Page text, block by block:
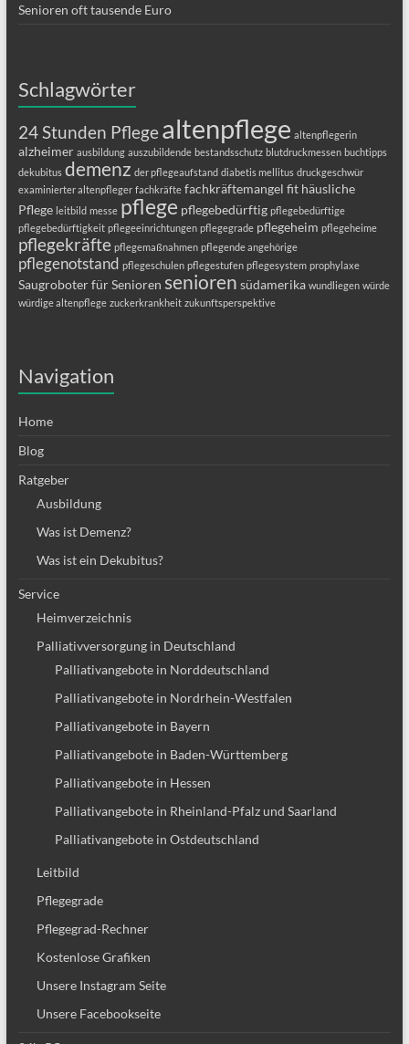
Senioren oft tausende Euro
Schlagwörter
24 Stunden Pflegealtenpflege altenpflegerin
alzheimer ausbildung auszubildende bestandsschutz blutdruckmessen buchtipps
dekubitus demenz der pflegeaufstand diabetis mellitus druckgeschwür
examinierter altenpfleger fachkräfte fachkräftemangel fit häusliche
Pflege leitbild messe pflege pflegebedürftig pflegebedürftige
pflegebedürftigkeit pflegeeinrichtungen pflegegrade pflegeheim pflegeheime
pflegekräfte pflegemaßnahmen pflegende angehörige
pflegenotstand pflegeschulen pflegestufen pflegesystem prophylaxe
Saugroboter für Senioren senioren südamerika wundliegen würde
würdige altenpflege zuckerkrankheit zukunftsperspektive
Navigation
Home
Blog
Ratgeber
Ausbildung
Was ist Demenz?
Was ist ein Dekubitus?
Service
Heimverzeichnis
Palliativversorgung in Deutschland
Palliativangebote in Norddeutschland
Palliativangebote in Nordrhein-Westfalen
Palliativangebote in Bayern
Palliativangebote in Baden-Württemberg
Palliativangebote in Hessen
Palliativangebote in Rheinland-Pfalz und Saarland
Palliativangebote in Ostdeutschland
Leitbild
Pflegegrade
Pflegegrad-Rechner
Kostenlose Grafiken
Unsere Instagram Seite
Unsere Facebookseite